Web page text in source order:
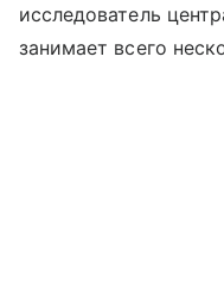
исследователь
занимает всего